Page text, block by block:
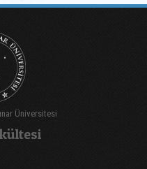
Üniversitesi